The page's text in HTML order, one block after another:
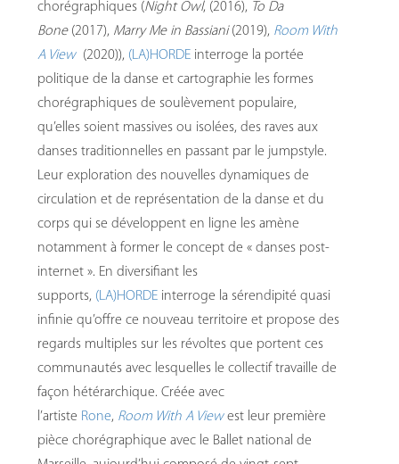
chorégraphiques (Night Owl, (2016), To Da
Bone(2017), Marry Me in Bassiani(2019), Room With
A View(2020)), (LA)HORDEinterroge la portée
politique de la danse et cartographie les formes
chorégraphiques de soulèvement populaire,
qu’elles soient massives ou isolées, des raves aux
danses traditionnelles en passant par le jumpstyle.
Leur exploration des nouvelles dynamiques de
circulation et de représentation de la danse et du
corps qui se développent en ligne les amène
notamment à former le concept de « danses post-
internet ». En diversifiant les
supports, (LA)HORDEinterroge la sérendipité quasi
infinie qu’offre ce nouveau territoire et propose des
regards multiples sur les révoltes que portent ces
communautés avec lesquelles le collectif travaille de
façon hétérarchique. Créée avec
l’artiste Rone, Room With A Viewest leur première
pièce chorégraphique avec le Ballet national de